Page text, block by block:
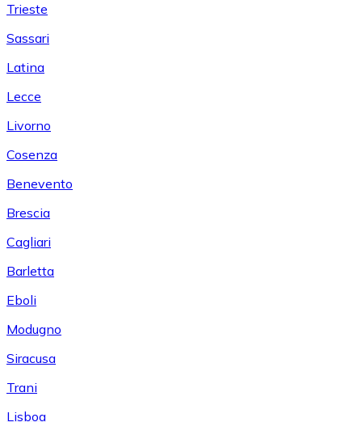
Trieste
Sassari
Latina
Lecce
Livorno
Cosenza
Benevento
Brescia
Cagliari
Barletta
Eboli
Modugno
Siracusa
Trani
Lisboa